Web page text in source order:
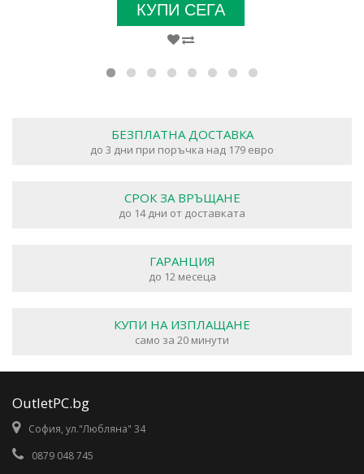
КУПИ СЕГА
БЕЗПЛАТНА ДОСТАВКА
до 3 дни при поръчка над 179 евро
СРОК ЗА ВРЪЩАНЕ
до 14 дни от доставката
ГАРАНЦИЯ
до 12 месеца
КУПИ НА ИЗПЛАЩАНЕ
само за 20 минути
OutletPC.bg
София, ул."Любляна" 34
0879 048 745